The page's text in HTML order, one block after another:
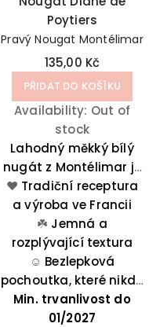
Poytiers
Pravý Nougat Montélimar
135,00 Kč
PŘIDAT DO KOŠÍKU
Availability: Out of
stock
Lahodný měkký bílý
nugát z Montélimar je
lahodnou směsí medu
z Provence, mandlí a
pistácií.
❤️ Tradiční receptura
a výroba ve Francii
☘️ Jemná a
rozplývající textura
☺️ Bezlepková
pochoutka, které nikdo
neodolá
Min. trvanlivost do
01/2027